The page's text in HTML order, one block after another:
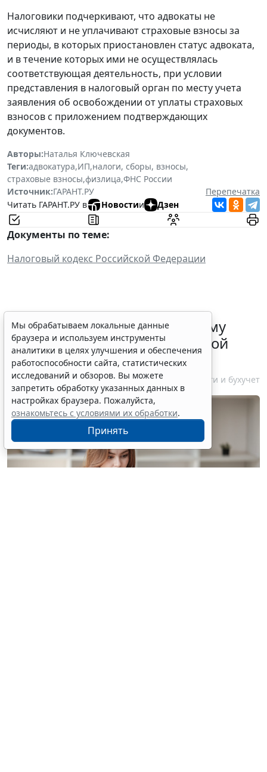
Налоговики подчеркивают, что адвокаты не
исчисляют и не уплачивают страховые взносы за
периоды, в которых приостановлен статус адвоката,
и в течение которых ими не осуществлялась
соответствующая деятельность, при условии
представления в налоговый орган по месту учета
заявления об освобождении от уплаты страховых
взносов с приложением подтверждающих
документов.
Авторы:Наталья Ключевская
Теги:адвокатура,ИП,налоги, сборы, взносы,
страховые взносы,физлица,ФНС России
Источник:ГАРАНТ.РУ
Перепечатка
Читать ГАРАНТ.РУ в
Новостии Дзен
Документы по теме:
Налоговый кодекс Российской Федерации
ФНС России рассказала малому
бизнесу о порядке упрощенной
ликвидации компании
7 августа 2026 18:16 Налоги и бухучет
Мы обрабатываем локальные данные
браузера и используем инструменты
аналитики в целях улучшения и обеспечения
работоспособности сайта, статистических
исследований и обзоров. Вы можете
запретить обработку указанных данных в
настройках браузера. Пожалуйста,
ознакомьтесь с условиями их обработки.
Принять